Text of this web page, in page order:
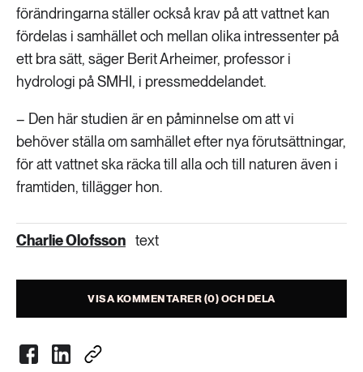
förändringarna ställer också krav på att vattnet kan
fördelas i samhället och mellan olika intressenter på
ett bra sätt, säger Berit Arheimer, professor i
hydrologi på SMHI, i pressmeddelandet.
– Den här studien är en påminnelse om att vi
behöver ställa om samhället efter nya förutsättningar,
för att vattnet ska räcka till alla och till naturen även i
framtiden, tillägger hon.
Charlie Olofsson text
VISA KOMMENTARER (0) OCH DELA